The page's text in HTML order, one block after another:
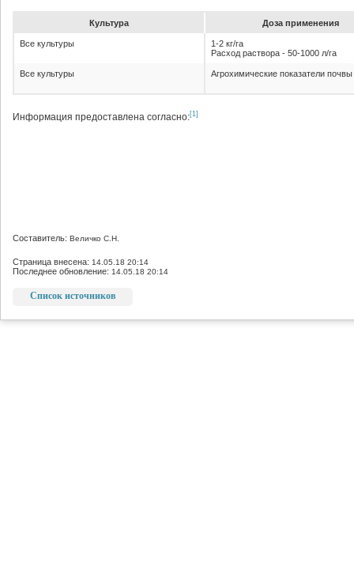
Культура До­за при­ме­не­ния
Все культуры
1-2 кг/га
Расход раствора - 50-1000 л/га
Все культуры Агрохимические показатели почвы
Информация предоставлена согласно:[1]
Составитель: Величко С.Н.
Страница внесена: 14.05.18 20:14
Последнее обновление: 14.05.18 20:14
Список источников